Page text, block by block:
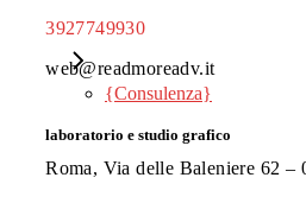
{Feedback}
Gestione Newsletter
{Consulenza}
3927749930
web@readmoreadv.it
laboratorio e studio grafico
Roma, Via delle Baleniere 62 –